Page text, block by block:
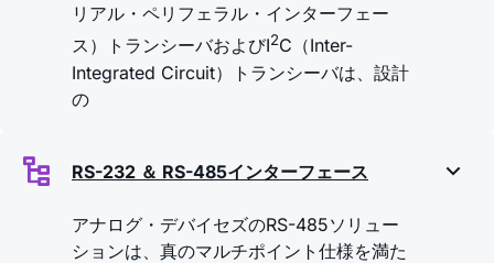
リアル・ペリフェラル・インターフェー
ス）トランシーバおよびI2C（Inter-
Integrated Circuit）トランシーバは、設計
の
RS-232 ＆ RS-485インターフェース
アナログ・デバイセズのRS-485ソリュー
ションは、真のマルチポイント仕様を満た